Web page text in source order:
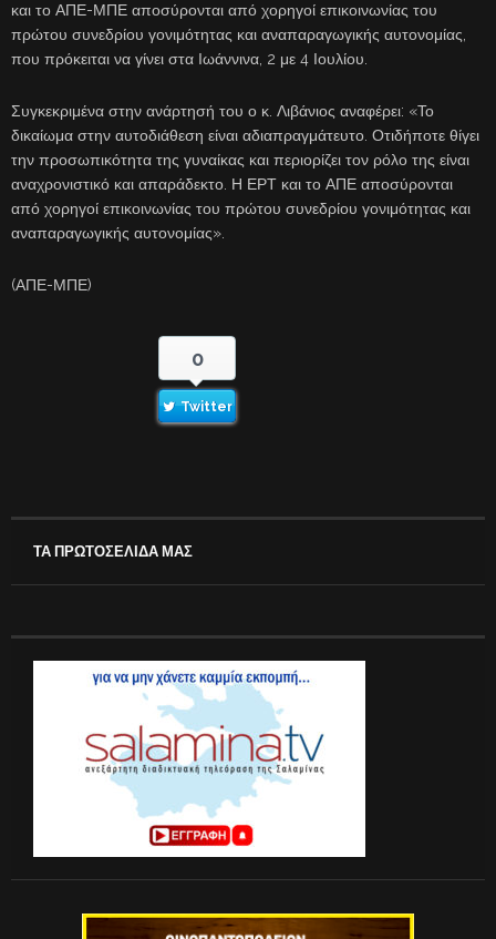
και το ΑΠΕ-ΜΠΕ αποσύρονται από χορηγοί επικοινωνίας του
πρώτου συνεδρίου γονιμότητας και αναπαραγωγικής αυτονομίας,
που πρόκειται να γίνει στα Ιωάννινα, 2 με 4 Ιουλίου.
Συγκεκριμένα στην ανάρτησή του ο κ. Λιβάνιος αναφέρει: «Το
δικαίωμα στην αυτοδιάθεση είναι αδιαπραγμάτευτο. Οτιδήποτε θίγει
την προσωπικότητα της γυναίκας και περιορίζει τον ρόλο της είναι
αναχρονιστικό και απαράδεκτο. Η ΕΡΤ και το ΑΠΕ αποσύρονται
από χορηγοί επικοινωνίας του πρώτου συνεδρίου γονιμότητας και
αναπαραγωγικής αυτονομίας».
(ΑΠΕ-ΜΠΕ)
0
Twitter
ΤΑ ΠΡΩΤΟΣΕΛΙΔΑ ΜΑΣ